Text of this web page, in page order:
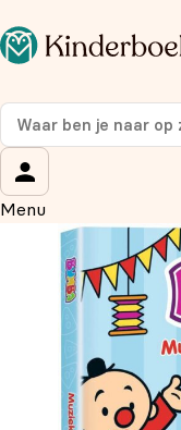
Menu
Op de hoogte
Meld je aan voor
korting
Wat is je voornaam?
Wat is je e-
Aanmelden
We gebruiken je
in